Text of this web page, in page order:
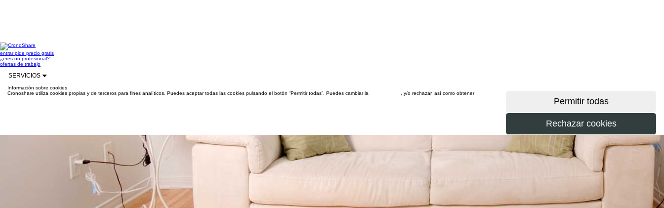
entrarpide precio gratis
¿eres un profesional?
ofertas de trabajo
SERVICIOS
Información sobre cookies
Cronoshare utiliza cookies propias y de terceros para fines analíticos. Puedes aceptar todas las cookies pulsando el botón “Permitir todas”. Puedes cambiar la
, y/o rechazar, así como obtener